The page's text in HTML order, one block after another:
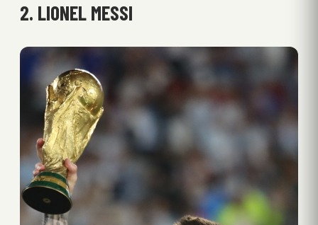
2. LIONEL MESSI